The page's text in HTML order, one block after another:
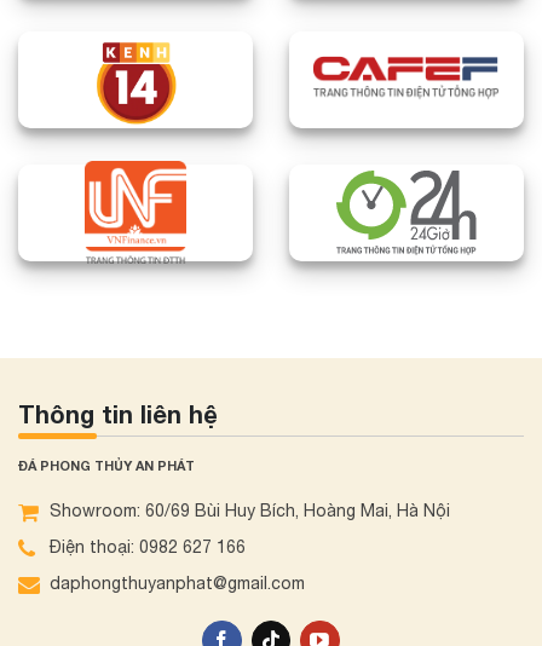
Thông tin liên hệ
ĐÁ PHONG THỦY AN PHÁT
Showroom: 60/69 Bùi Huy Bích, Hoàng Mai, Hà Nội
Điện thoại: 0982 627 166
daphongthuyanphat@gmail.com